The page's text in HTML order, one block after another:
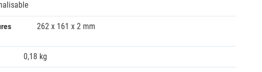
262 x 161 x 2 mm
0,18 kg